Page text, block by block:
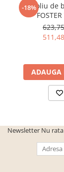
Canapele birou
Dulapuri birou/
Mese birou
Scaune Birou
Scaune
Seturi mobilier
Birouri camera
Canapele copii
-18%
Fotoliu de
FOSTER
ADAUGA
Newsletter Nu